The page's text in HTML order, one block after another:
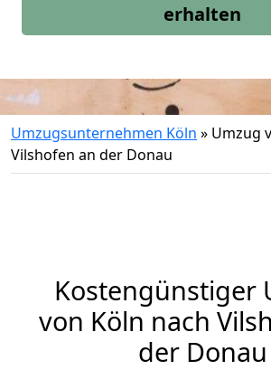
erhalten
Umzugsunternehmen Köln » Umzug
Vilshofen an der Donau
Kostengünstiger
von Köln nach
der Donau